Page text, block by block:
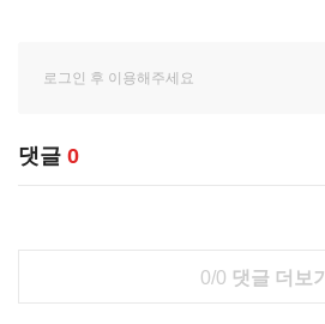
댓글 0
0/0 댓글 더보기